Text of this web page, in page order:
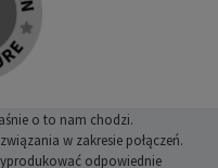
o to nam chodzi.
w zakresie połączeń.
odpowiednie